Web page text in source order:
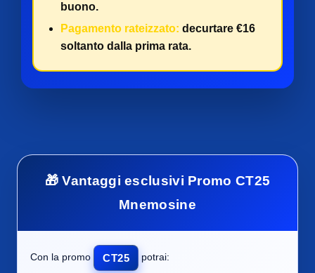
buono.
Pagamento rateizzato: decurtare €16
soltanto dalla prima rata.
🎁 Vantaggi esclusivi Promo CT25
Mnemosine
Con la promo CT25 potrai: